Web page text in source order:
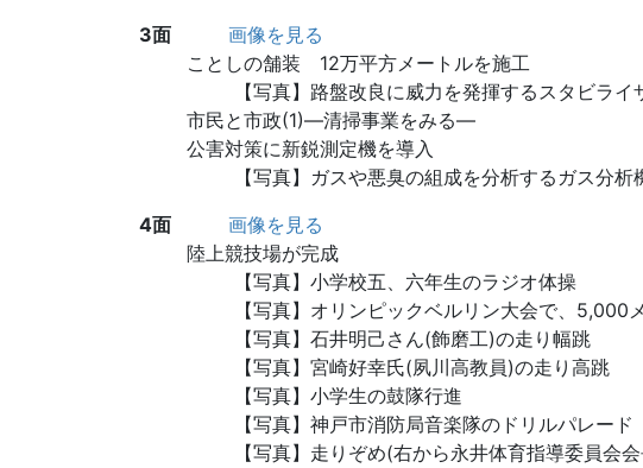
3面
画像を見る
ことしの舗装 12万平方メートルを施工
【写真】路盤改良に威力を発揮するスタビラ
市民と市政(1)―清掃事業をみる―
公害対策に新鋭測定機を導入
【写真】ガスや悪臭の組成を分析するガス分析
4面
画像を見る
陸上競技場が完成
【写真】小学校五、六年生のラジオ体操
【写真】オリンピックベルリン大会で、
【写真】石井明己さん(飾磨工)の走り幅跳
【写真】宮崎好幸氏(夙川高教員)の走り高跳
【写真】小学生の鼓隊行進
【写真】神戸市消防局音楽隊のドリルパレード
【写真】走りぞめ(右から永井体育指導委員会